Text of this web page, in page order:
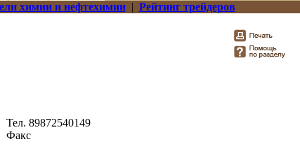
химии и нефтехимии| Рейтинг трейдеров
Тел. 89872540149
Факс